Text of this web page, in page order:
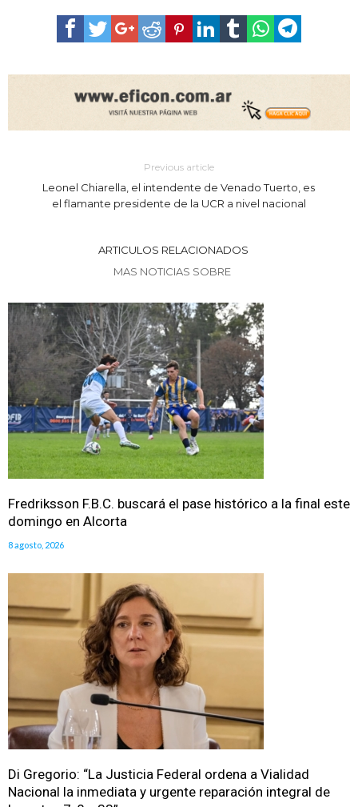
Previous article
Leonel Chiarella, el intendente de Venado Tuerto, es
el flamante presidente de la UCR a nivel nacional
ARTICULOS RELACIONADOS
MAS NOTICIAS SOBRE
Fredriksson F.B.C. buscará el pase histórico a la final este
domingo en Alcorta
8 agosto, 2026
Di Gregorio: “La Justicia Federal ordena a Vialidad
Nacional la inmediata y urgente reparación integral de